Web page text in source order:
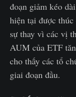
đoạn giảm kéo
hiện tại được
sự thay vì các vị
AUM của ETF
cho thấy các tổ
giai đoạn đầu.